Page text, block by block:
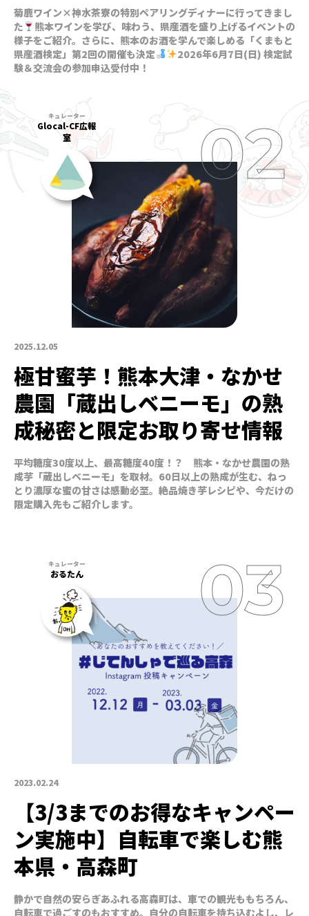
菊鹿ワイン×神水茶寮の特別ペアリングディナーに行ってきまし
た
熊本ワインを学び、味わう、県産酒を盛り上げるイベントの
様子をご紹介。さらに、熊本のお酒を学んで楽しめる「くまもと
県産酒検定」第2回の開催も決定
2026年6月7日(日) 検定試
験＆交流会の参加申込受付中！
2025.12.05
Glocal-CF広報
室
極甘蜜芋！熊本大津・なかせ
農園「蔵出しベニーモ」の熟
成秘密と限定お取り寄せ情報
平均糖度30度以上、最高糖度40度！？ 熊本・なかせ農園の熟
成芋「蔵出しベニーモ」を取材。60日以上の熟成が生む、ねっ
とり濃厚な蜜の甘さは感動必至。絶品焼き芋レシピや、今だけの
限定購入先もご紹介します。
2023.02.24
おるたん
【3/3までのお得なキャンペー
ン実施中】自転車で楽しむ熊
本県・高森町
静かで自然の安らぎあふれる高森町は、車での観光ももちろん、
自転車で過ごすのもおすすめ。自分の自転車を持ち込むよし、レ